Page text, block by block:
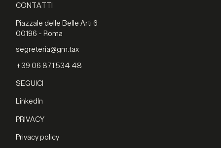
CONTATTI
Piazzale delle Belle Arti 6
00196 - Roma
segreteria@gm.tax
+39 06 871 534 48
SEGUICI
LinkedIn
PRIVACY
Privacy policy